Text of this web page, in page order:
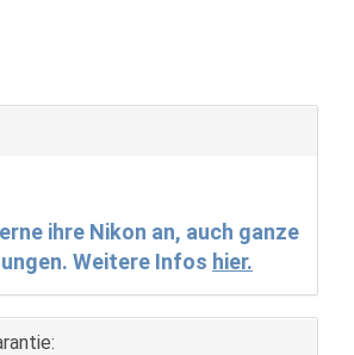
ihre Nikon an, auch ganze
Weitere Infos hier.